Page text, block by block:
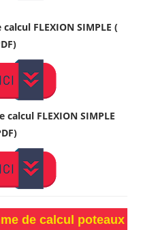
calcul FLEXION SIMPLE (
calculFLEXION SIMPLE
de calcul poteaux